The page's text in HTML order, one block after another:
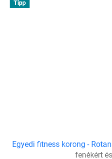
Tipp
Egyedi fitness korong -
fenékért